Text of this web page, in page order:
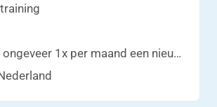
verzorging en plezier! Ik
je familie bij de opvoeding van
Er start ongeveer 1x per maand een nieuwe pupgroep.